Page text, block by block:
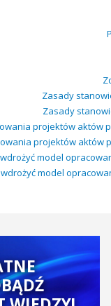
Zasady
Zasady
projektów aktów
projektów aktów
wdrożyć model
wdrożyć model